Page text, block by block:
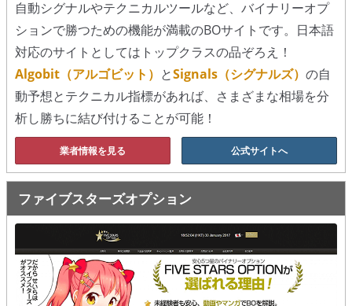
詐欺・ステマなどBO裏話
ステマに注意！
２ちゃんまとめ風の詐欺サイト
用語集
自動シグナルやテクニカルツールなど、バイナリーオプ
ションで勝つための機能が満載のBOサイトです。日本語
対応のサイトとしてはトップクラスの品ぞろえ！
Algobit（アルゴビット） とSignals（シグナルズ） の自
動予想とテクニカル指標があれば、さまざまな相場を分
析し勝ちに結び付けることが可能！
業者情報を見る 公式サイトへ
ファイブスターズオプション